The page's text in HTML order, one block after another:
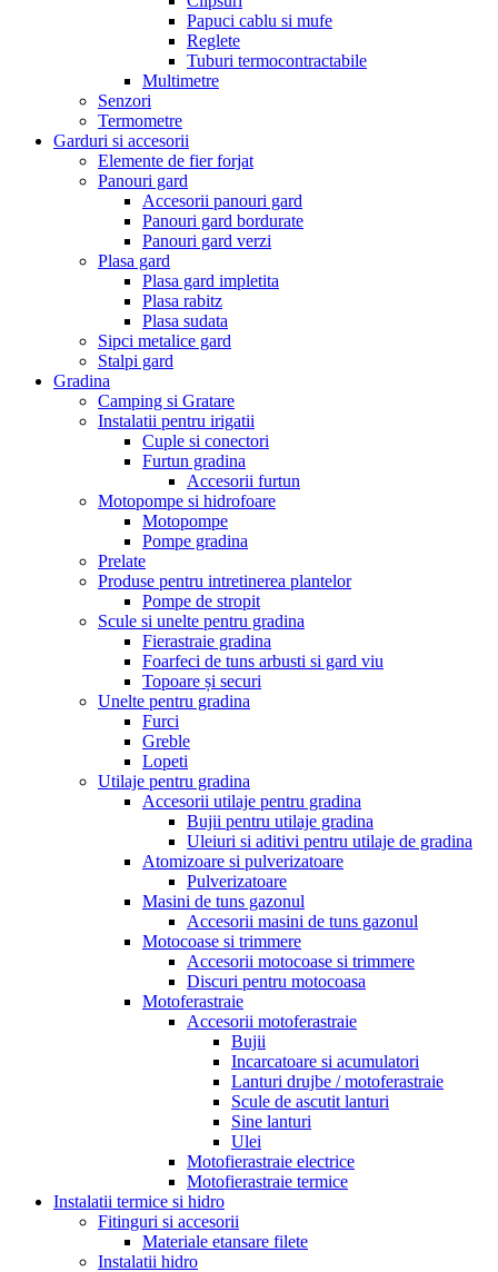
Papuci cablu si mufe
Reglete
Tuburi termocontractabile
Multimetre
Senzori
Termometre
Garduri si accesorii
Elemente de fier forjat
Panouri gard
Accesorii panouri gard
Panouri gard bordurate
Panouri gard verzi
Plasa gard
Plasa gard impletita
Plasa rabitz
Plasa sudata
Sipci metalice gard
Stalpi gard
Gradina
Camping si Gratare
Instalatii pentru irigatii
Cuple si conectori
Furtun gradina
Accesorii furtun
Motopompe si hidrofoare
Motopompe
Pompe gradina
Prelate
Produse pentru intretinerea plantelor
Pompe de stropit
Scule si unelte pentru gradina
Fierastraie gradina
Foarfeci de tuns arbusti si gard viu
Topoare și securi
Unelte pentru gradina
Furci
Greble
Lopeti
Utilaje pentru gradina
Accesorii utilaje pentru gradina
Bujii pentru utilaje gradina
Uleiuri si aditivi pentru utilaje de gradina
Atomizoare si pulverizatoare
Pulverizatoare
Masini de tuns gazonul
Accesorii masini de tuns gazonul
Motocoase si trimmere
Accesorii motocoase si trimmere
Discuri pentru motocoasa
Motoferastraie
Accesorii motoferastraie
Bujii
Incarcatoare si acumulatori
Lanturi drujbe / motoferastraie
Scule de ascutit lanturi
Sine lanturi
Ulei
Motofierastraie electrice
Motofierastraie termice
Instalatii termice si hidro
Fitinguri si accesorii
Materiale etansare filete
Instalatii hidro